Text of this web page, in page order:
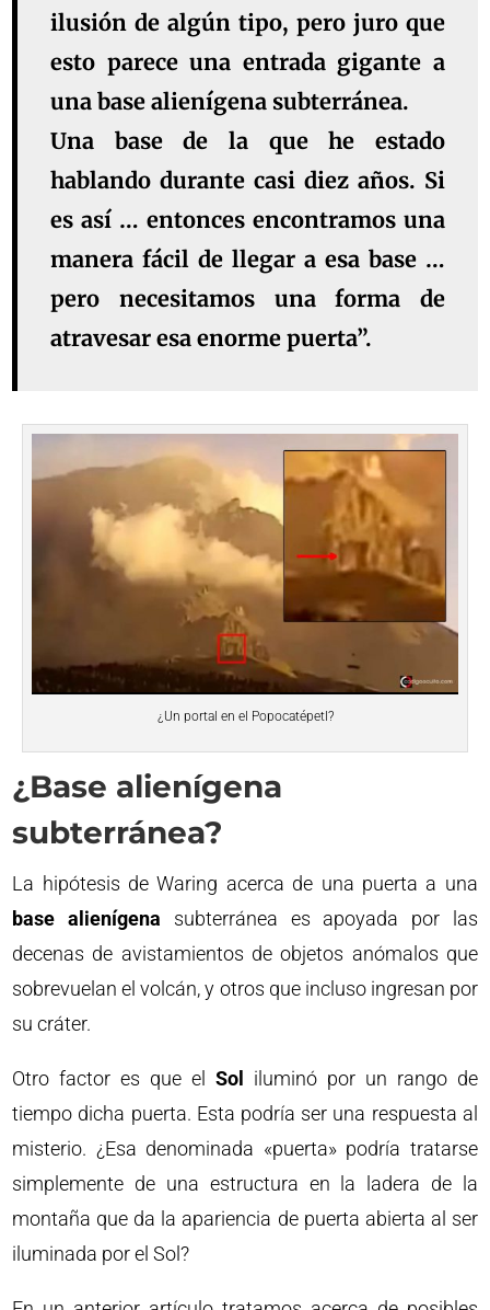
ilusión de algún tipo, pero juro que
esto parece una entrada gigante a
una base alienígena subterránea.
Una base de la que he estado
hablando durante casi diez años. Si
es así … entonces encontramos una
manera fácil de llegar a esa base …
pero necesitamos una forma de
atravesar esa enorme puerta”.
¿Un portal en el Popocatépetl?
¿Base alienígena
subterránea?
La hipótesis de Waring acerca de una puerta a una
base alienígena subterránea es apoyada por las
decenas de avistamientos de objetos anómalos que
sobrevuelan el volcán, y otros que incluso ingresan por
su cráter.
Otro factor es que el Sol iluminó por un rango de
tiempo dicha puerta. Esta podría ser una respuesta al
misterio. ¿Esa denominada «puerta» podría tratarse
simplemente de una estructura en la ladera de la
montaña que da la apariencia de puerta abierta al ser
iluminada por el Sol?